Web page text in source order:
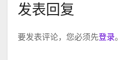
发表回复
要发表评论，您必须先登录。